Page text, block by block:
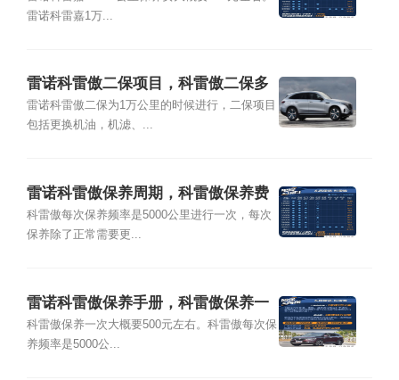
雷诺科雷嘉1万...
雷诺科雷傲二保项目，科雷傲二保多
少公里
雷诺科雷傲二保为1万公里的时候进行，二保项目
包括更换机油，机滤、...
雷诺科雷傲保养周期，科雷傲保养费
用明细表
科雷傲每次保养频率是5000公里进行一次，每次
保养除了正常需要更...
雷诺科雷傲保养手册，科雷傲保养一
次多少钱
科雷傲保养一次大概要500元左右。科雷傲每次保
养频率是5000公...